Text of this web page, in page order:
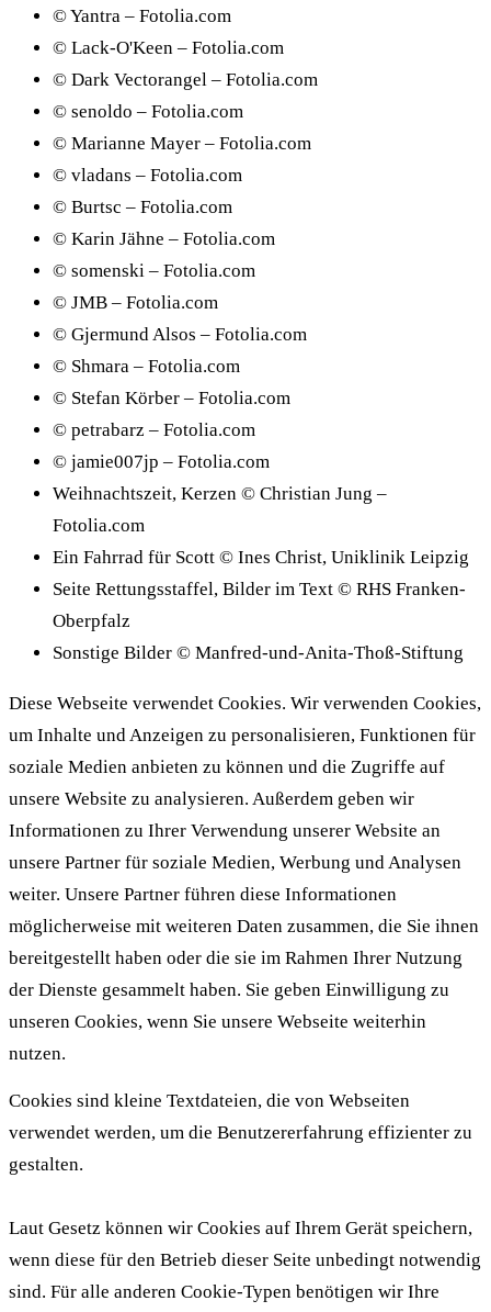
© Yantra – Fotolia.com
© Lack-O'Keen – Fotolia.com
© Dark Vectorangel – Fotolia.com
© senoldo – Fotolia.com
© Marianne Mayer – Fotolia.com
© vladans – Fotolia.com
© Burtsc – Fotolia.com
© Karin Jähne – Fotolia.com
© somenski – Fotolia.com
© JMB – Fotolia.com
© Gjermund Alsos – Fotolia.com
© Shmara – Fotolia.com
© Stefan Körber – Fotolia.com
© petrabarz – Fotolia.com
© jamie007jp – Fotolia.com
Weihnachtszeit, Kerzen © Christian Jung –
Fotolia.com
Ein Fahrrad für Scott © Ines Christ, Uniklinik Leipzig
Seite Rettungsstaffel, Bilder im Text © RHS Franken-
Oberpfalz
Sonstige Bilder © Manfred-und-Anita-Thoß-Stiftung
Diese Webseite verwendet Cookies. Wir verwenden Cookies,
um Inhalte und Anzeigen zu personalisieren, Funktionen für
soziale Medien anbieten zu können und die Zugriffe auf
unsere Website zu analysieren. Außerdem geben wir
Informationen zu Ihrer Verwendung unserer Website an
unsere Partner für soziale Medien, Werbung und Analysen
weiter. Unsere Partner führen diese Informationen
möglicherweise mit weiteren Daten zusammen, die Sie ihnen
bereitgestellt haben oder die sie im Rahmen Ihrer Nutzung
der Dienste gesammelt haben. Sie geben Einwilligung zu
unseren Cookies, wenn Sie unsere Webseite weiterhin
nutzen.
Cookies sind kleine Textdateien, die von Webseiten
verwendet werden, um die Benutzererfahrung effizienter zu
gestalten.
Laut Gesetz können wir Cookies auf Ihrem Gerät speichern,
wenn diese für den Betrieb dieser Seite unbedingt notwendig
sind. Für alle anderen Cookie-Typen benötigen wir Ihre